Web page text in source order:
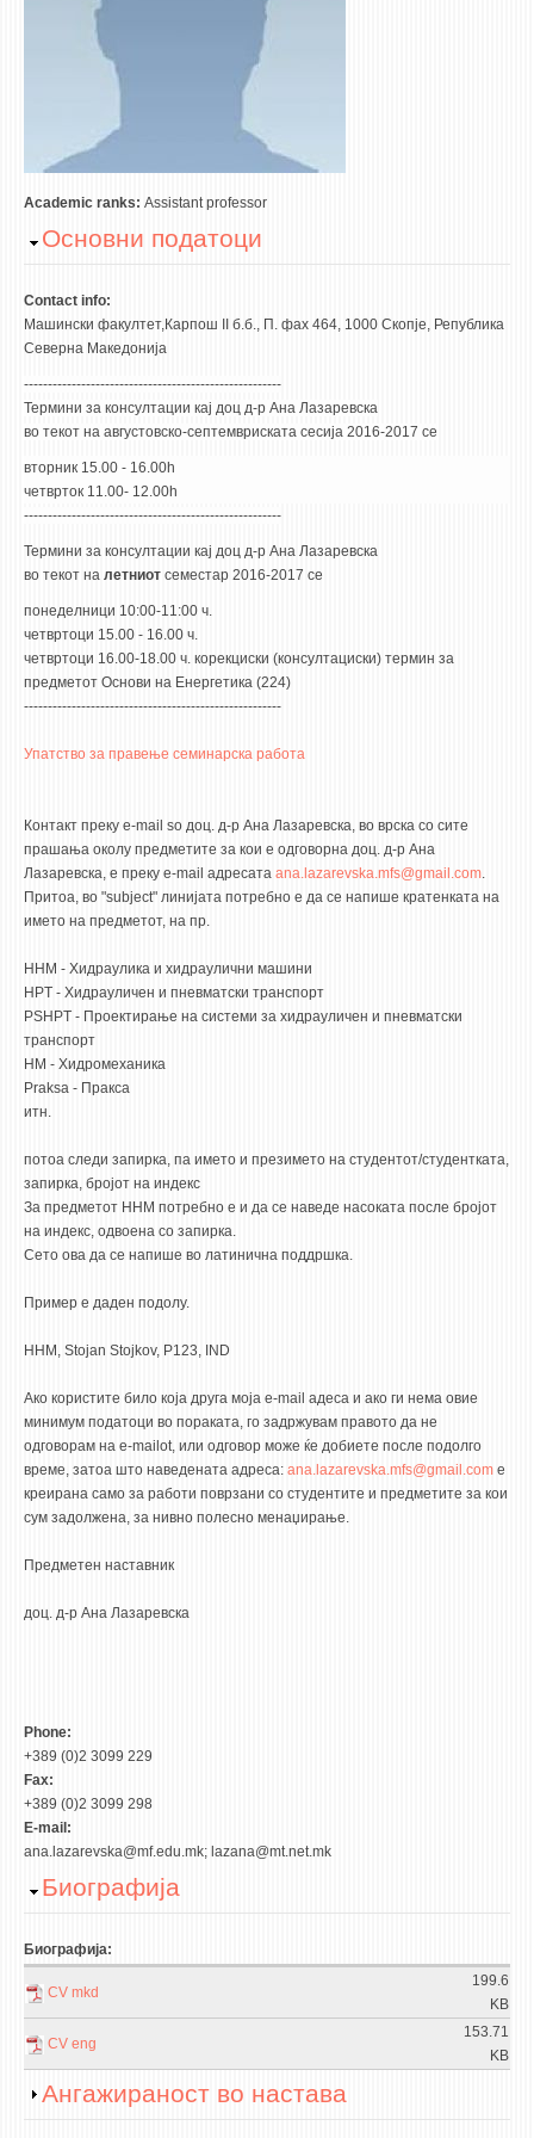
ASSISTANT PROFESSORS
ASSISTANTS
RETIRED STAFF
STUDIES
UNDERGRADUATE
POSTGRADUATE
INTERNATIONAL EXCHANGE
BULLETIN BOARD
ANNOUNCEMENTS
STUDENT ISSUES
DA VINCI MAGAZINE
CONTACT
Academic ranks: Assistant professor
Hide
Основни податоци
Contact info:
Машински факултет,Карпош II б.б., П. фах 464, 1000 Скопје, Република
Северна Македонија
------------------------------------------------------
Термини за консултации кај доц д-р Ана Лазаревска
во текот на августовско-септемвриската сесија 2016-2017 се
вторник 15.00 - 16.00h
четврток 11.00- 12.00h
------------------------------------------------------
Термини за консултации кај доц д-р Ана Лазаревска
во текот на летниот семестар 2016-2017 се
понеделници 10:00-11:00 ч.
четвртоци 15.00 - 16.00 ч.
четвртоци 16.00-18.00 ч. корекциски (консултациски) термин за
предметот Основи на Енергетика (224)
------------------------------------------------------
Упатство за правење семинарска работа
Контакт преку e-mail so доц. д-р Ана Лазаревска, во врска со сите
прашања околу предметите за кои е одговорна доц. д-р Ана
Лазаревска, е преку e-mail адресата ana.lazarevska.mfs@gmail.com.
Притоа, во "subject" линијата потребно е да се напише кратенката на
името на предметот, на пр.
HHM - Хидраулика и хидраулични машини
HPT - Хидрауличен и пневматски транспорт
PSHPT - Проектирање на системи за хидрауличен и пневматски
транспорт
HM - Хидромеханика
Praksa - Пракса
итн.
потоа следи запирка, па името и презимето на студентот/студентката,
запирка, бројот на индекс
За предметот HHM потребно е и да се наведе насоката после бројот
на индекс, одвоена со запирка.
Сето ова да се напише во латинична поддршка.
Пример е даден подолу.
HHM, Stojan Stojkov, P123, IND
Ако користите било која друга моја e-mail адеса и ако ги нема овие
минимум податоци во пораката, го задржувам правото да не
одговорам на e-mailot, или одговор може ќе добиете после подолго
време, затоа што наведената адреса: ana.lazarevska.mfs@gmail.com е
креирана само за работи поврзани со студентите и предметите за кои
сум задолжена, за нивно полесно менаџирање.
Предметен наставник
доц. д-р Ана Лазаревска
Phone:
+389 (0)2 3099 229
Fax:
+389 (0)2 3099 298
E-mail:
ana.lazarevska@mf.edu.mk; lazana@mt.net.mk
Hide
Биографија
Биографија:
CV mkd
199.6
KB
CV eng
153.71
KB
Show
Ангажираност во настава